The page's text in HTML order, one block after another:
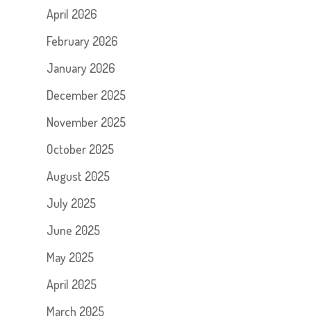
April 2026
February 2026
January 2026
December 2025
November 2025
October 2025
August 2025
July 2025
June 2025
May 2025
April 2025
March 2025